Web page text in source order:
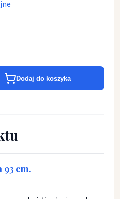
Dodaj do koszyka
93 cm.